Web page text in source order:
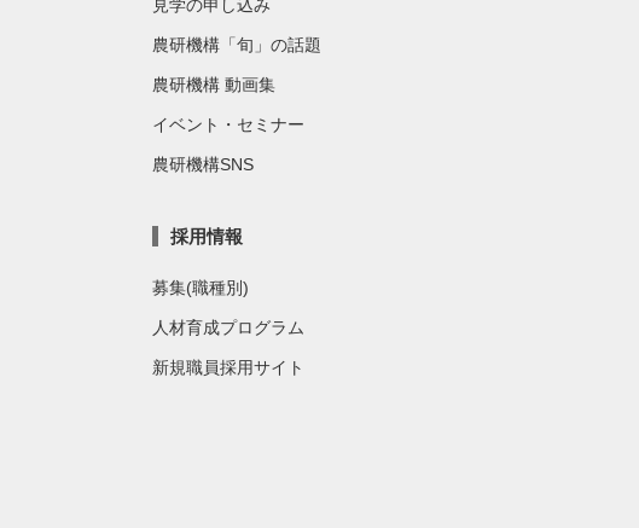
見学の申し込み
農研機構「旬」の話題
農研機構 動画集
イベント・セミナー
農研機構SNS
採用情報
募集(職種別)
人材育成プログラム
新規職員採用サイト